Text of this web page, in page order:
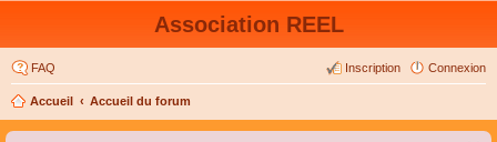
Association REEL
FAQ Connexion
Inscription
Accueil Accueil du forum